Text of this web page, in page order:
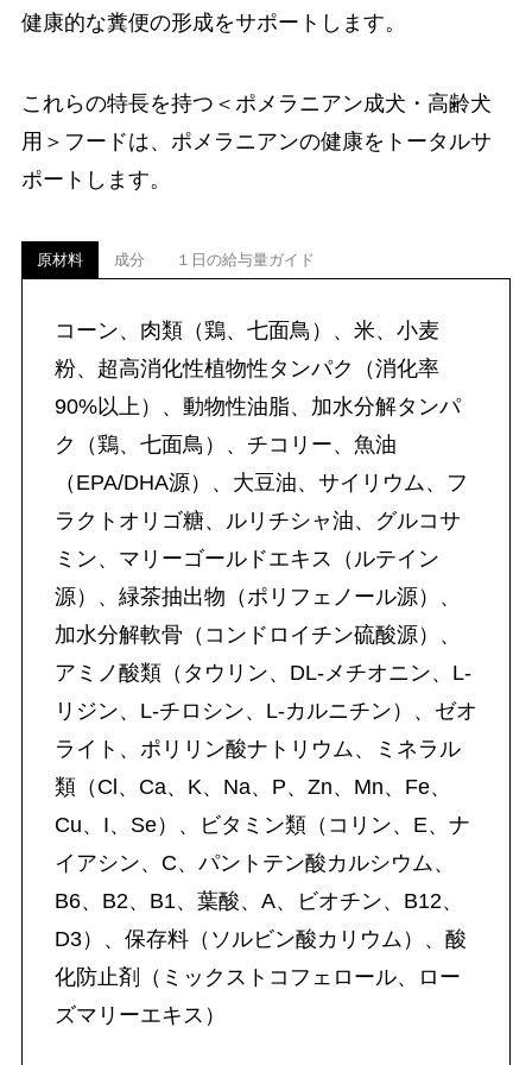
健康的な糞便の形成をサポートします。
これらの特長を持つ＜ポメラニアン成犬・高齢犬
用＞フードは、ポメラニアンの健康をトータルサ
ポートします。
原材料 成分 １日の給与量ガイド
コーン、肉類（鶏、七面鳥）、米、小麦
粉、超高消化性植物性タンパク（消化率
90%以上）、動物性油脂、加水分解タンパ
ク（鶏、七面鳥）、チコリー、魚油
（EPA/DHA源）、大豆油、サイリウム、フ
ラクトオリゴ糖、ルリチシャ油、グルコサ
ミン、マリーゴールドエキス（ルテイン
源）、緑茶抽出物（ポリフェノール源）、
加水分解軟骨（コンドロイチン硫酸源）、
アミノ酸類（タウリン、DL-メチオニン、L-
リジン、L-チロシン、L-カルニチン）、ゼオ
ライト、ポリリン酸ナトリウム、ミネラル
類（Cl、Ca、K、Na、P、Zn、Mn、Fe、
Cu、I、Se）、ビタミン類（コリン、E、ナ
イアシン、C、パントテン酸カルシウム、
B6、B2、B1、葉酸、A、ビオチン、B12、
D3）、保存料（ソルビン酸カリウム）、酸
化防止剤（ミックストコフェロール、ロー
ズマリーエキス）